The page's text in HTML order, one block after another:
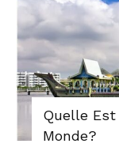
Quelle Est
Monde?